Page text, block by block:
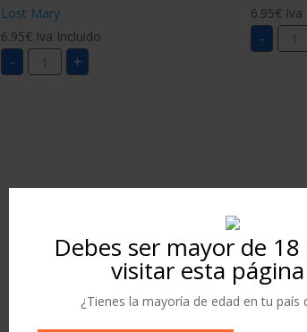
Debes ser mayor de
visitar esta
¿Tienes la mayoría de edad en tu país
Lost Mary
6.95€ Iva Incluido
- VAPER
LOST
MARY
+
6.95€ Iva
- LOST